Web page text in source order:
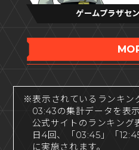
ゲームプラザセ
※表示されているランキ
03:43の集計データを表
公式サイトのランキング
日4回、「03:45」「
に実施されます。